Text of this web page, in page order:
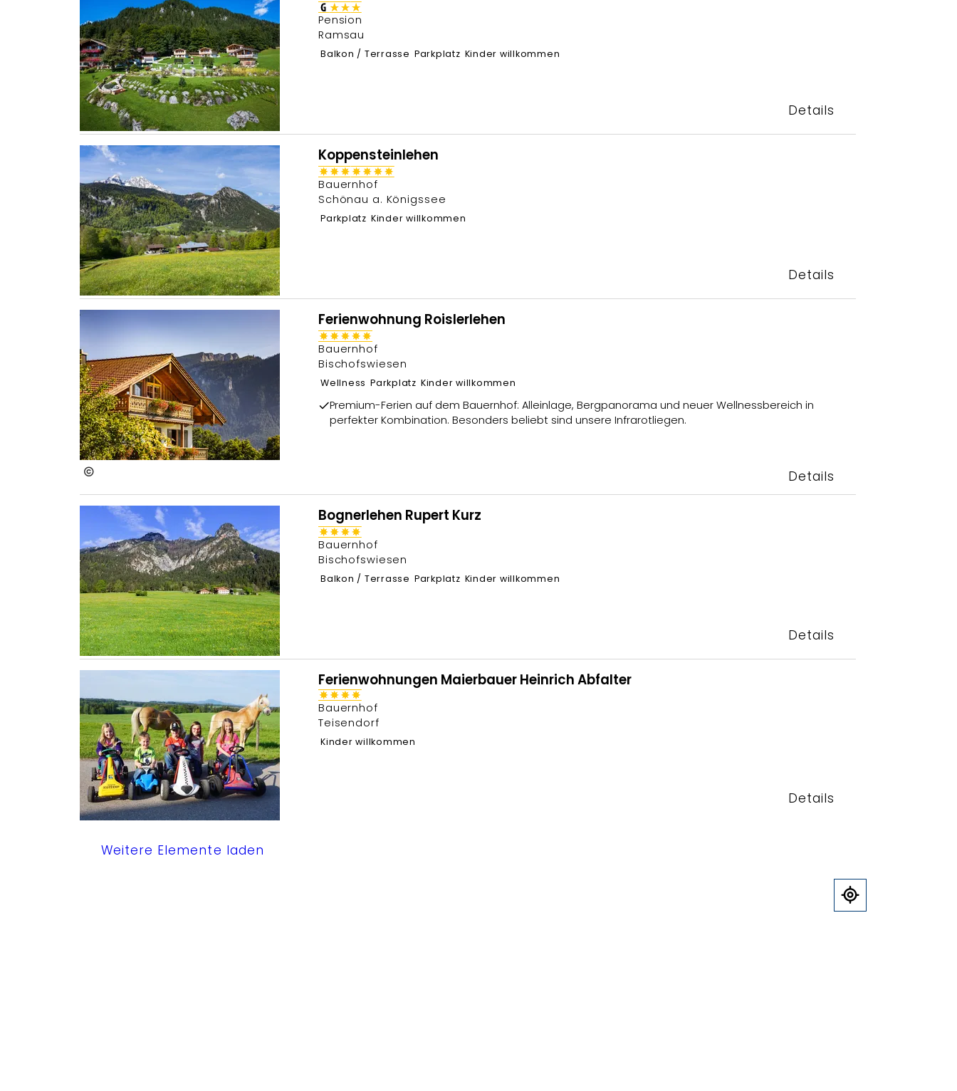
Ettlerlehen
Pension
Ramsau
Balkon / Terrasse Parkplatz Kinder willkommen
Details
privat
Koppensteinlehen
Bauernhof
Schönau a. Königssee
Parkplatz Kinder willkommen
Details
Wendl
Ferienwohnung Roislerlehen
Bauernhof
Bischofswiesen
Wellness Parkplatz Kinder willkommen
Premium-Ferien auf dem Bauernhof: Alleinlage, Bergpanorama und neuer Wellnessbereich in
perfekter Kombination. Besonders beliebt sind unsere Infrarotliegen.
Details
.
Bognerlehen Rupert Kurz
Bauernhof
Bischofswiesen
Balkon / Terrasse Parkplatz Kinder willkommen
Details
Ferienwohnungen Maierbauer Heinrich Abfalter
Bauernhof
Teisendorf
Kinder willkommen
Details
Weitere Elemente laden